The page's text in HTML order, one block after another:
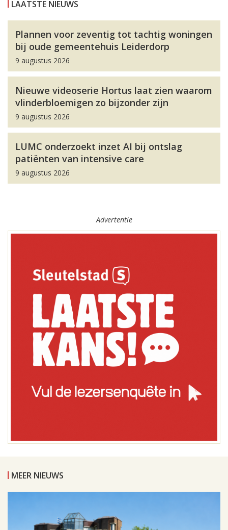
LAATSTE NIEUWS
Plannen voor zeventig tot tachtig woningen
bij oude gemeentehuis Leiderdorp
9 augustus 2026
Nieuwe videoserie Hortus laat zien waarom
vlinderbloemigen zo bijzonder zijn
9 augustus 2026
LUMC onderzoekt inzet AI bij ontslag
patiënten van intensive care
9 augustus 2026
Advertentie
MEER NIEUWS